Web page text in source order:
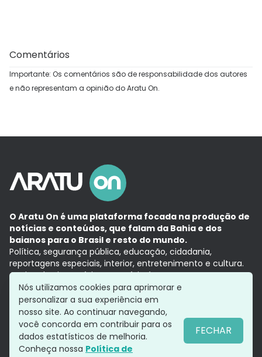
Comentários
Importante: Os comentários são de responsabilidade dos autores
e não representam a opinião do Aratu On.
O Aratu On é uma plataforma focada na produção de
notícias e conteúdos, que falam da Bahia e dos
baianos para o Brasil e resto do mundo.
Política, segurança pública, educação, cidadania,
reportagens especiais, interior, entretenimento e cultura.
Aqui, tudo vira notícia e a notícia é no tempo presente,
com a credibilidade do Grupo Aratu.
Grupo Aratu
Política de privacidade
Siga-nos
Nós utilizamos cookies para aprimorar e
personalizar a sua experiência em
nosso site. Ao continuar navegando,
você concorda em contribuir para os
dados estatísticos de melhoria.
Conheça nossa Política de
FECHAR